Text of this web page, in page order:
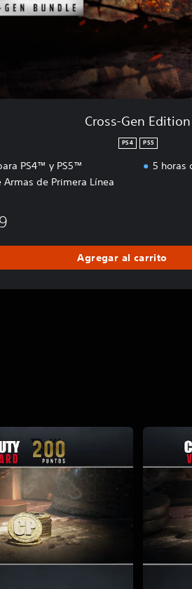
Cross-Gen Edition
PS4 PS5
PS4™ y PS5™
Armas de Primera Línea
5 horas
Agregar al carrito